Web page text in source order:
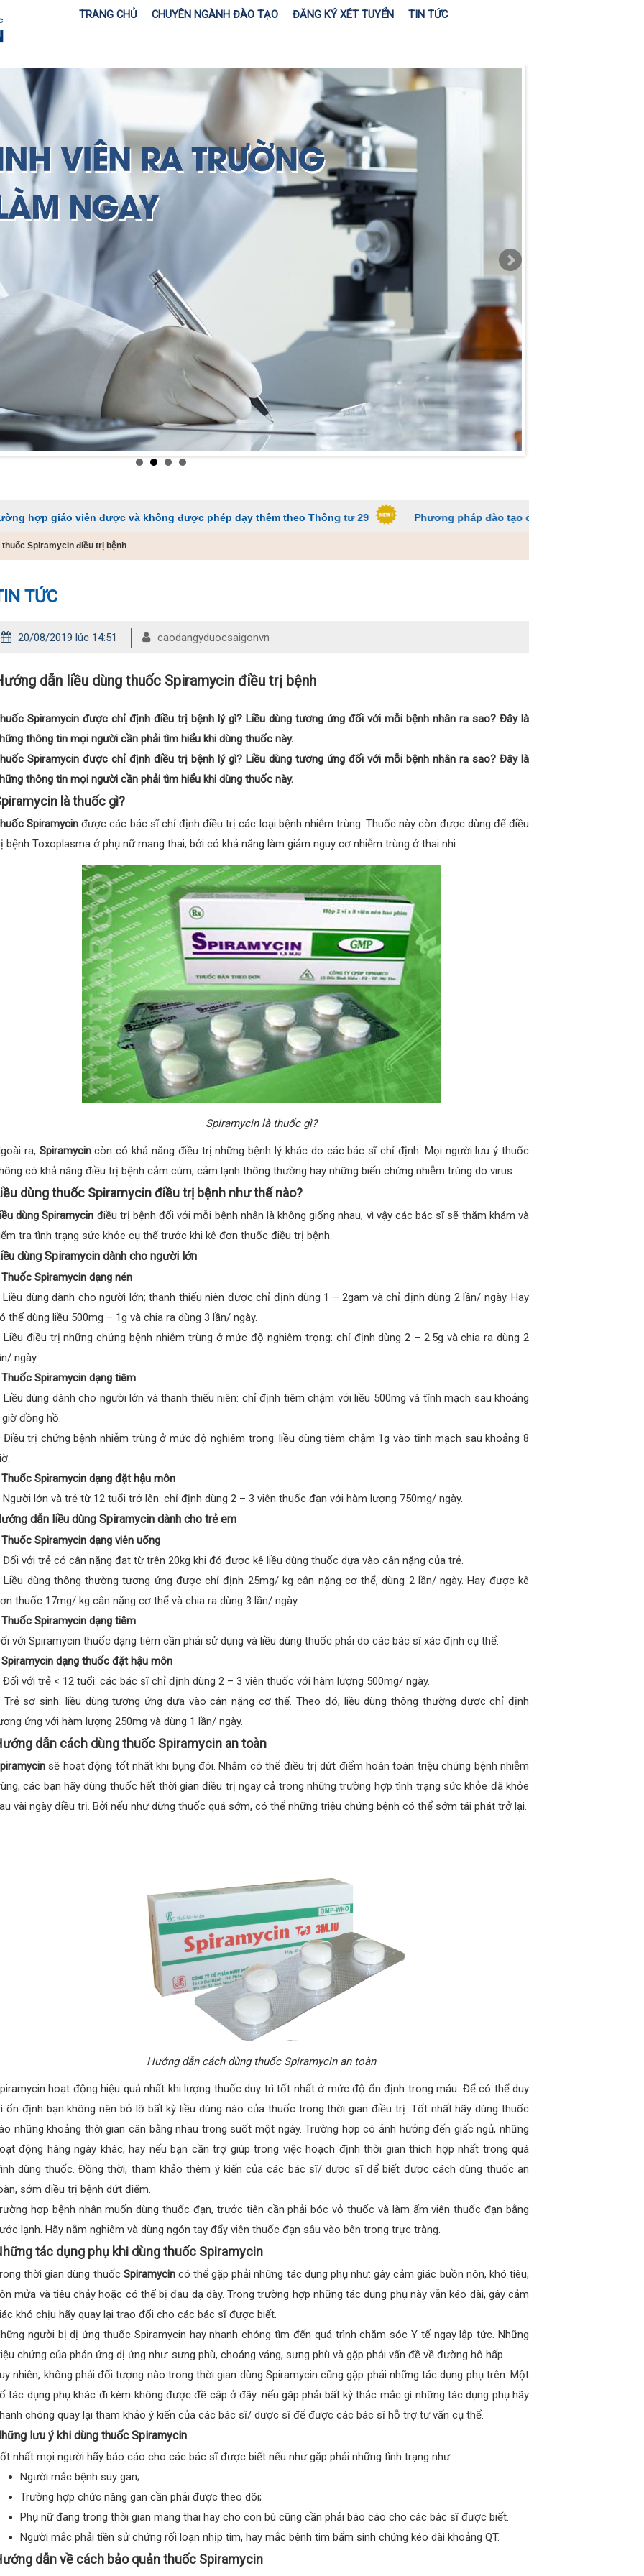
TRANG CHỦ CHUYÊN NGÀNH ĐÀO TẠO ĐĂNG KÝ XÉT TUYỂN TIN TỨC
viên được và không được phép dạy thêm theo Thông tư 29 Phương pháp đào tạo các trường ĐH để sinh viên không
Spiramycin điều trị bệnh
TỨC
20/08/2019 lúc 14:51 caodangyduocsaigonvn
dẫn liều dùng thuốc Spiramycin điều trị bệnh
Spiramycin được chỉ định điều trị bệnh lý gì? Liều dùng tương ứng đối với mỗi bệnh nhân ra sao? Đây là
thông tin mọi người cần phải tìm hiểu khi dùng thuốc này.
Spiramycin được chỉ định điều trị bệnh lý gì? Liều dùng tương ứng đối với mỗi bệnh nhân ra sao? Đây là
thông tin mọi người cần phải tìm hiểu khi dùng thuốc này.
là thuốc gì?
Spiramycin được các bác sĩ chỉ định điều trị các loại bệnh nhiễm trùng. Thuốc này còn được dùng để điều
bệnh Toxoplasma ở phụ nữ mang thai, bởi có khả năng làm giảm nguy cơ nhiễm trùng ở thai nhi.
Spiramycin là thuốc gì?
ra, Spiramycincòn có khả năng điều trị những bệnh lý khác do các bác sĩ chỉ định. Mọi người lưu ý thuốc
có khả năng điều trị bệnh cảm cúm, cảm lạnh thông thường hay những biến chứng nhiễm trùng do virus.
dùng thuốc Spiramycin điều trị bệnh như thế nào?
dùng Spiramycin điều trị bệnh đối với mỗi bệnh nhân là không giống nhau, vì vậy các bác sĩ sẽ thăm khám và
tra tình trạng sức khỏe cụ thể trước khi kê đơn thuốc điều trị bệnh.
dùng Spiramycin dành cho người lớn
Spiramycin dạng nén
Liều dùng dành cho người lớn; thanh thiếu niên được chỉ định dùng 1 – 2gam và chỉ định dùng 2 lần/ ngày. Hay
thể dùng liều 500mg – 1g và chia ra dùng 3 lần/ ngày.
Liều điều trị những chứng bệnh nhiễm trùng ở mức độ nghiêm trọng: chỉ định dùng 2 – 2.5g và chia ra dùng 2
ngày.
Spiramycin dạng tiêm
Liều dùng dành cho người lớn và thanh thiếu niên: chỉ định tiêm chậm với liều 500mg và tĩnh mạch sau khoảng
đồng hồ.
Điều trị chứng bệnh nhiễm trùng ở mức độ nghiêm trọng: liều dùng tiêm chậm 1g vào tĩnh mạch sau khoảng 8
Spiramycin dạng đặt hậu môn
Người lớn và trẻ từ 12 tuổi trở lên: chỉ định dùng 2 – 3 viên thuốc đạn với hàm lượng 750mg/ ngày.
dẫn liều dùng Spiramycin dành cho trẻ em
Spiramycin dạng viên uống
Đối với trẻ có cân nặng đạt từ trên 20kg khi đó được kê liều dùng thuốc dựa vào cân nặng của trẻ.
Liều dùng thông thường tương ứng được chỉ định 25mg/ kg cân nặng cơ thể, dùng 2 lần/ ngày. Hay được kê
thuốc 17mg/ kg cân nặng cơ thể và chia ra dùng 3 lần/ ngày.
Spiramycin dạng tiêm
với Spiramycin thuốc dạng tiêm cần phải sử dụng và liều dùng thuốc phải do các bác sĩ xác định cụ thể.
dạng thuốc đặt hậu môn
Đối với trẻ < 12 tuổi: các bác sĩ chỉ định dùng 2 – 3 viên thuốc với hàm lượng 500mg/ ngày.
Trẻ sơ sinh: liều dùng tương ứng dựa vào cân nặng cơ thể. Theo đó, liều dùng thông thường được chỉ định
ứng với hàm lượng 250mg và dùng 1 lần/ ngày.
dẫn cách dùng thuốc Spiramycin an toàn
sẽ hoạt động tốt nhất khi bụng đói. Nhằm có thể điều trị dứt điểm hoàn toàn triệu chứng bệnh nhiễm
các bạn hãy dùng thuốc hết thời gian điều trị ngay cả trong những trường hợp tình trạng sức khỏe đã khỏe
vài ngày điều trị. Bởi nếu như dừng thuốc quá sớm, có thể những triệu chứng bệnh có thể sớm tái phát trở lại.
Hướng dẫn cách dùng thuốc Spiramycin an toàn
hoạt động hiệu quả nhất khi lượng thuốc duy trì tốt nhất ở mức độ ổn định trong máu. Để có thể duy
ổn định bạn không nên bỏ lỡ bất kỳ liều dùng nào của thuốc trong thời gian điều trị. Tốt nhất hãy dùng thuốc
những khoảng thời gian cân bằng nhau trong suốt một ngày. Trường hợp có ảnh hưởng đến giấc ngủ, những
động hàng ngày khác, hay nếu bạn cần trợ giúp trong việc hoạch định thời gian thích hợp nhất trong quá
dùng thuốc. Đồng thời, tham khảo thêm ý kiến của các bác sĩ/ dược sĩ để biết được cách dùng thuốc an
sớm điều trị bệnh dứt điểm.
hợp bệnh nhân muốn dùng thuốc đạn, trước tiên cần phải bóc vỏ thuốc và làm ẩm viên thuốc đạn bằng
lạnh. Hãy nằm nghiêm và dùng ngón tay đẩy viên thuốc đạn sâu vào bên trong trực tràng.
tác dụng phụ khi dùng thuốc Spiramycin
thời gian dùng thuốc Spiramycincó thể gặp phải những tác dụng phụ như: gây cảm giác buồn nôn, khó tiêu,
mửa và tiêu chảy hoặc có thể bị đau dạ dày. Trong trường hợp những tác dụng phụ này vẫn kéo dài, gây cảm
khó chịu hãy quay lại trao đổi cho các bác sĩ được biết.
người bị dị ứng thuốc Spiramycin hay nhanh chóng tìm đến quá trình chăm sóc Y tế ngay lập tức. Những
chứng của phản ứng dị ứng như: sưng phù, choáng váng, sưng phù và gặp phải vấn đề về đường hô hấp.
nhiên, không phải đối tượng nào trong thời gian dùng Spiramycin cũng gặp phải những tác dụng phụ trên. Một
tác dụng phụ khác đi kèm không được đề cập ở đây. nếu gặp phải bất kỳ thắc mắc gì những tác dụng phụ hãy
chóng quay lại tham khảo ý kiến của các bác sĩ/ dược sĩ để được các bác sĩ hỗ trợ tư vấn cụ thể.
lưu ý khi dùng thuốc Spiramycin
nhất mọi người hãy báo cáo cho các bác sĩ được biết nếu như gặp phải những tình trạng như:
Người mắc bệnh suy gan;
Trường hợp chức năng gan cần phải được theo dõi;
Phụ nữ đang trong thời gian mang thai hay cho con bú cũng cần phải báo cáo cho các bác sĩ được biết.
Người mắc phải tiền sử chứng rối loạn nhịp tim, hay mắc bệnh tim bẩm sinh chứng kéo dài khoảng QT.
dẫn về cách bảo quản thuốc Spiramycin